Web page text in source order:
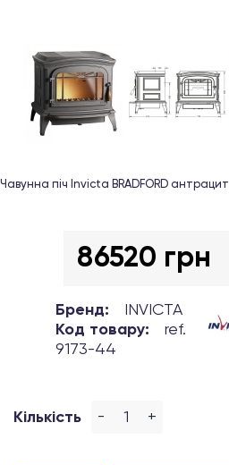
Чавунна піч Invicta BRADFORD антрацит
86520 грн
Бренд:
INVICTA
Код товару:
ref.
9173-44
Кількість - +